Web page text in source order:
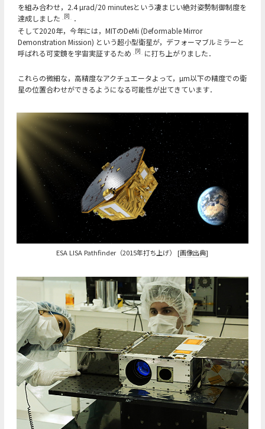
を組み合わせ，2.4 µrad/20 minutesという凄まじい絶対姿勢制御制度を
達成しました
[8]
．
そして2020年，今年には，MITのDeMi (Deformable Mirror
Demonstration Mission) という超小型衛星が，デフォーマブルミラーと
呼ばれる可変鏡を宇宙実証するため
[9] に打ち上がりました．
これらの微細な，高精度なアクチュエータよって，µm以下の精度での衛
星の位置合わせができるようになる可能性が出てきています．
ESA LISA Pathfinder（2015年打ち上げ） [画像出典]